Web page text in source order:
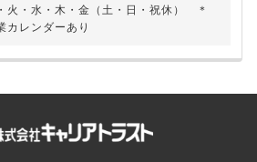
火・水・木・金（土・日・祝休） ＊
カレンダーあり